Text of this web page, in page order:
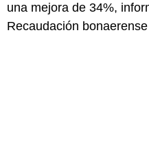
una mejora de 34%,
Recaudación